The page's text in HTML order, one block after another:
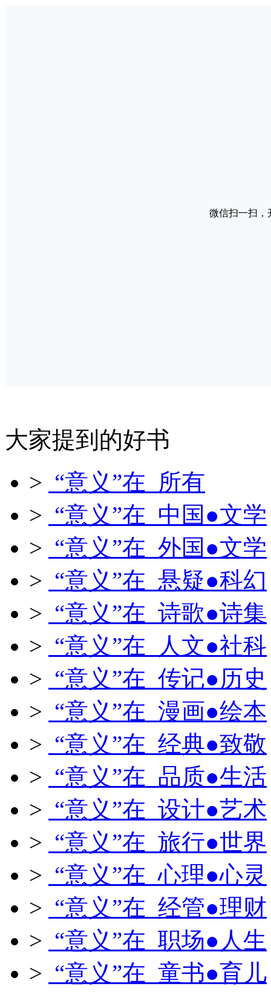
微信扫一扫，
大家提到的好书
> “意义”在 所有
> “意义”在 中国●文学
> “意义”在 外国●文学
> “意义”在 悬疑●科幻
> “意义”在 诗歌●诗集
> “意义”在 人文●社科
> “意义”在 传记●历史
> “意义”在 漫画●绘本
> “意义”在 经典●致敬
> “意义”在 品质●生活
> “意义”在 设计●艺术
> “意义”在 旅行●世界
> “意义”在 心理●心灵
> “意义”在 经管●理财
> “意义”在 职场●人生
> “意义”在 童书●育儿